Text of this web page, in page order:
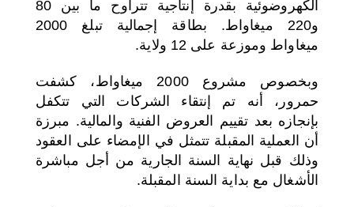
الكهروضوئية بقدرة إنتاجية تتراوح ما بين 80
و220 ميغاواط. بطاقة إجمالية تبلغ 2000
ميغاواط وموزعة على 12 ولاية.
وبخصوص مشروع 2000 ميغاواط، كشفت
حمرور، أنه تم إنتقاء الشركات التي تتكفل
بإنجازه بعد تقييم العروض الفنية والمالية. مبرزة
أن العملية المقبلة تتمثل في الإمضاء على العقود
وذلك قبل نهاية السنة الجارية من أجل مباشرة
الأشغال مع بداية السنة المقبلة.